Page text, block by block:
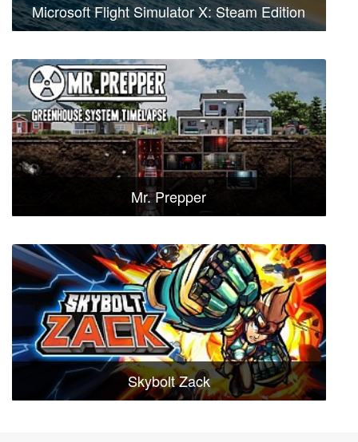
Microsoft Flight Simulator X: Steam Edition
Mr. Prepper
Skybolt Zack